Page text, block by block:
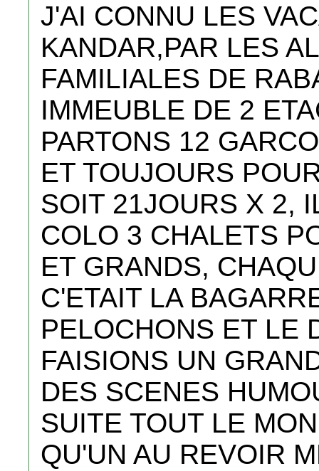
J'AI CONNU LES
KANDAR,PAR LES
FAMILIALES DE
IMMEUBLE DE 2
PARTONS 12
ET TOUJOURS
SOIT 21JOURS X 2,
COLO 3 CHALETS
ET GRANDS,
C'ETAIT LA
PELOCHONS ET LE
FAISIONS UN
DES SCENES
SUITE TOUT LE
QU'UN AU REVOIR